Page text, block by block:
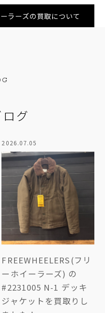
ラーズの買取について
グ
2026.07.05
FREEWHEELERS(フリ
ーホイーラーズ) の
#2231005 N-1 デッキ
ジャケットを買取りし